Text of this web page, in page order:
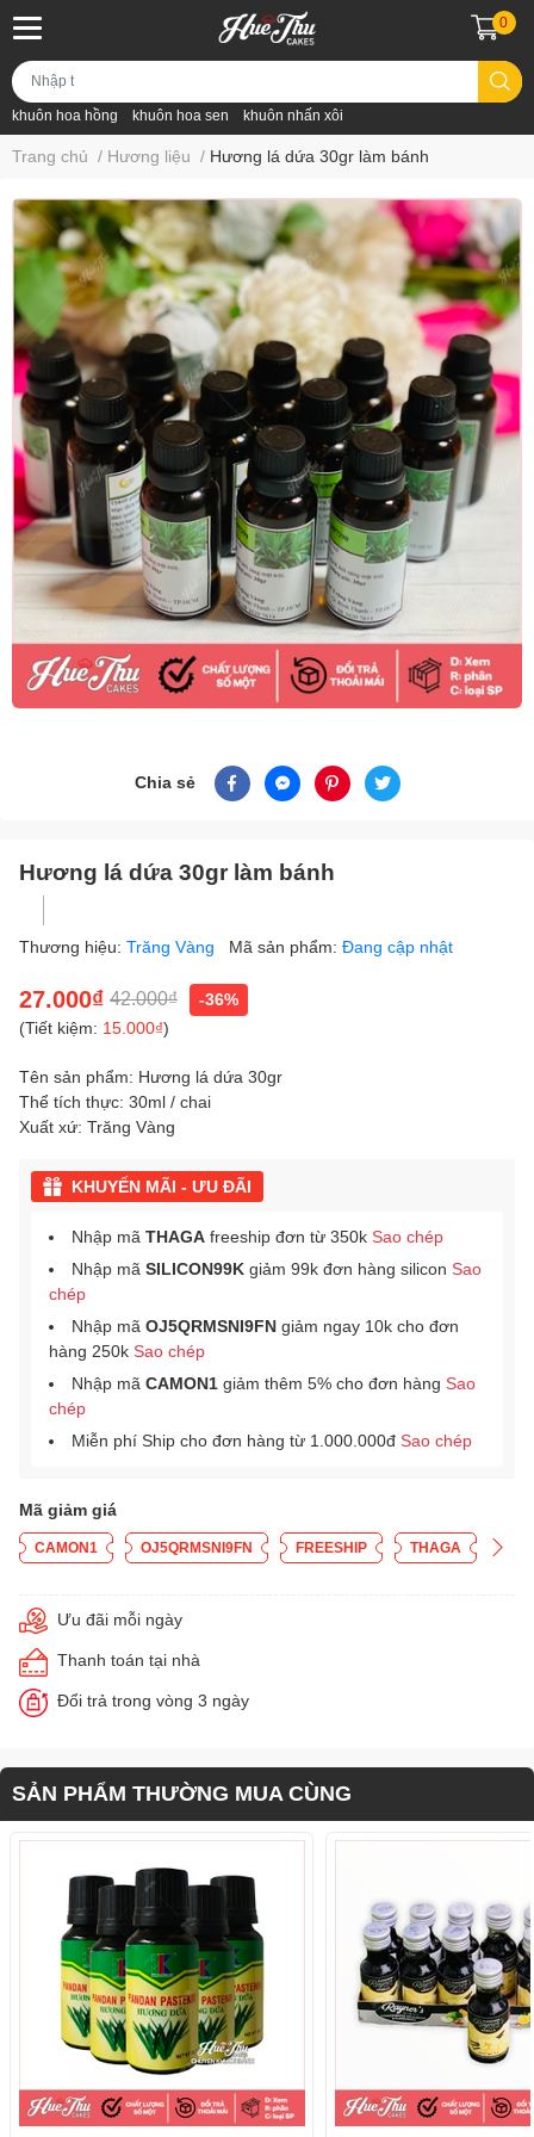
khuôn hoa hồng khuôn hoa sen khuôn nhấn xôi
0
Trang chủ / Hương liệu / Hương lá dứa 30gr làm bánh
Chia sẻ
Hương lá dứa 30gr làm bánh
Thương hiệu: Trăng Vàng Mã sản phẩm: Đang cập nhật
27.000₫ 42.000₫
-36%
(Tiết kiệm: 15.000₫)
Tên sản phẩm: Hương lá dứa 30gr
Thể tích thực: 30ml / chai
Xuất xứ: Trăng Vàng
KHUYẾN MÃI - ƯU ĐÃI
Nhập mã THAGA freeship đơn từ 350k Sao chép
Nhập mã SILICON99K giảm 99k đơn hàng silicon Sao
chép
Nhập mã OJ5QRMSNI9FN giảm ngay 10k cho đơn
hàng 250k Sao chép
Nhập mã CAMON1 giảm thêm 5% cho đơn hàng Sao
chép
Miễn phí Ship cho đơn hàng từ 1.000.000đ Sao chép
Mã giảm giá
CAMON1 OJ5QRMSNI9FN FREESHIP THAGA
Ưu đãi mỗi ngày
Thanh toán tại nhà
Đổi trả trong vòng 3 ngày
SẢN PHẨM THƯỜNG MUA CÙNG